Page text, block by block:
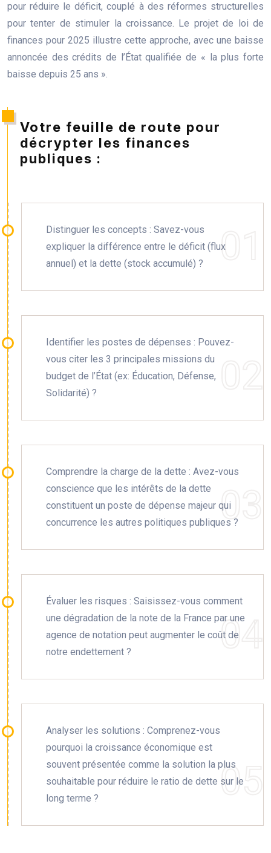
pour réduire le déficit, couplé à des réformes structurelles
pour tenter de stimuler la croissance. Le projet de loi de
finances pour 2025 illustre cette approche, avec une baisse
annoncée des crédits de l’État qualifiée de « la plus forte
baisse depuis 25 ans ».
Votre feuille de route pour
décrypter les finances
publiques :
Distinguer les concepts : Savez-vous
expliquer la différence entre le déficit (flux
annuel) et la dette (stock accumulé) ?
Identifier les postes de dépenses : Pouvez-
vous citer les 3 principales missions du
budget de l’État (ex: Éducation, Défense,
Solidarité) ?
Comprendre la charge de la dette : Avez-vous
conscience que les intérêts de la dette
constituent un poste de dépense majeur qui
concurrence les autres politiques publiques ?
Évaluer les risques : Saisissez-vous comment
une dégradation de la note de la France par une
agence de notation peut augmenter le coût de
notre endettement ?
Analyser les solutions : Comprenez-vous
pourquoi la croissance économique est
souvent présentée comme la solution la plus
souhaitable pour réduire le ratio de dette sur le
long terme ?